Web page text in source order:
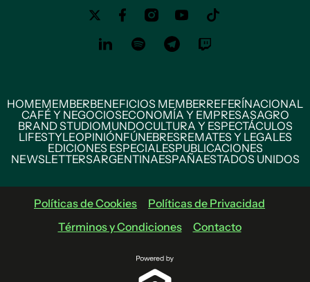
HOMEMEMBERBENEFICIOS MEMBERREFERÍNACIONAL
CAFÉ Y NEGOCIOSECONOMÍA Y EMPRESASAGRO
BRAND STUDIOMUNDOCULTURA Y ESPECTÁCULOS
LIFESTYLEOPINIÓNFÚNEBRESREMATES Y LEGALES
EDICIONES ESPECIALESPUBLICACIONES
NEWSLETTERSARGENTINAESPAÑAESTADOS UNIDOS
Políticas de Cookies
Políticas de Privacidad
Términos y Condiciones
Contacto